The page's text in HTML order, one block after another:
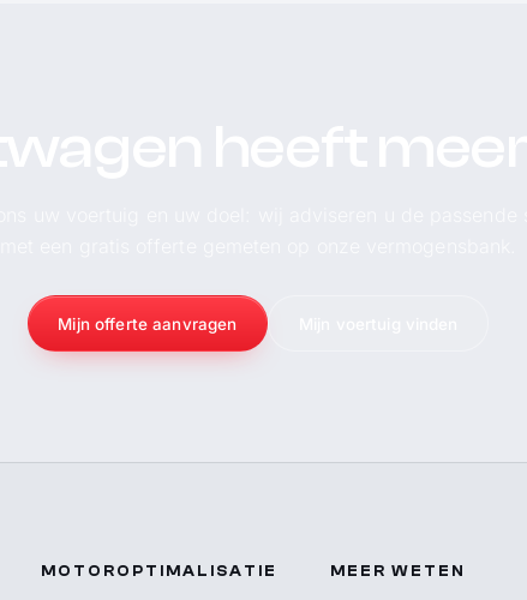
Mijn offerte aanvragen
MOTOROPTIMALISATIE MEER WETEN